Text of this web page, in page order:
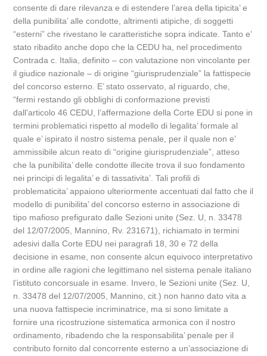
consente di dare rilevanza e di estendere l’area della tipicita’ e
della punibilita’ alle condotte, altrimenti atipiche, di soggetti
“esterni” che rivestano le caratteristiche sopra indicate. Tanto e’
stato ribadito anche dopo che la CEDU ha, nel procedimento
Contrada c. Italia, definito – con valutazione non vincolante per
il giudice nazionale – di origine “giurisprudenziale” la fattispecie
del concorso esterno. E’ stato osservato, al riguardo, che,
“fermi restando gli obblighi di conformazione previsti
dall’articolo 46 CEDU, l’affermazione della Corte EDU si pone in
termini problematici rispetto al modello di legalita’ formale al
quale e’ ispirato il nostro sistema penale, per il quale non e’
ammissibile alcun reato di “origine giurisprudenziale”, atteso
che la punibilita’ delle condotte illecite trova il suo fondamento
nei principi di legalita’ e di tassativita’. Tali profili di
problematicita’ appaiono ulteriormente accentuati dal fatto che il
modello di punibilita’ del concorso esterno in associazione di
tipo mafioso prefigurato dalle Sezioni unite (Sez. U, n. 33478
del 12/07/2005, Mannino, Rv. 231671), richiamato in termini
adesivi dalla Corte EDU nei paragrafi 18, 30 e 72 della
decisione in esame, non consente alcun equivoco interpretativo
in ordine alle ragioni che legittimano nel sistema penale italiano
l’istituto concorsuale in esame. Invero, le Sezioni unite (Sez. U,
n. 33478 del 12/07/2005, Mannino, cit.) non hanno dato vita a
una nuova fattispecie incriminatrice, ma si sono limitate a
fornire una ricostruzione sistematica armonica con il nostro
ordinamento, ribadendo che la responsabilita’ penale per il
contributo fornito dal concorrente esterno a un’associazione di